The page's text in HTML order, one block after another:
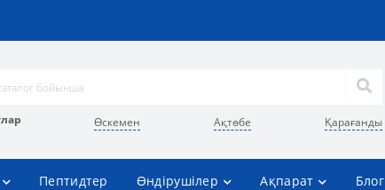
Өскемен Ақтөбе Қарағанды
Пептидтер Өндірушілер Ақпарат Блог